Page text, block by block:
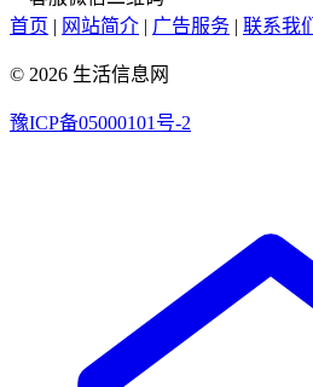
首页 | 网站简介 | 广告服务 | 联系我们
© 2026 生活信息网
豫ICP备05000101号-2